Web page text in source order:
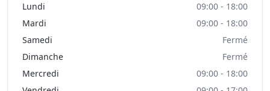
Lundi
09:00 - 18:00
Mardi
09:00 - 18:00
Samedi
Fermé
Dimanche
Fermé
Mercredi
09:00 - 18:00